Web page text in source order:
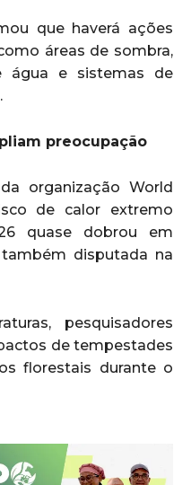
que haverá ações
áreas de sombra,
água e sistemas de
preocupação
organização World
de calor extremo
quase dobrou em
disputada na
pesquisadores
de tempestades
florestais durante o